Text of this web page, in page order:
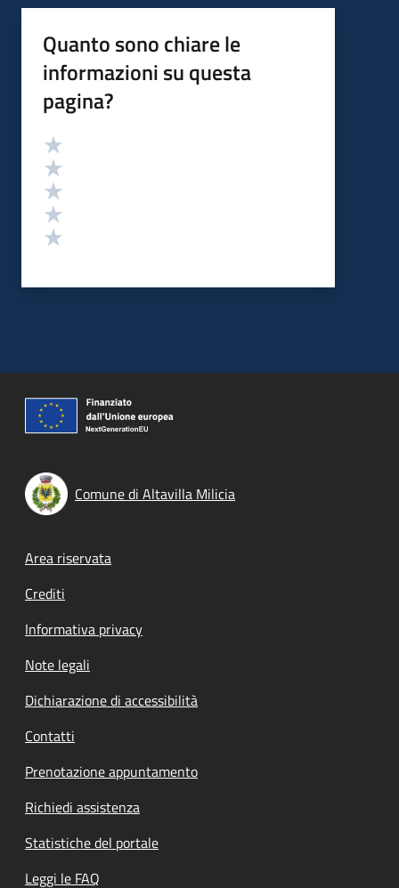
Quanto sono chiare le
informazioni su questa
pagina?
Valutazione
Comune di Altavilla Milicia
Footer menu
Area riservata
Crediti
Informativa privacy
Note legali
Dichiarazione di accessibilità
Contatti
Prenotazione appuntamento
Richiedi assistenza
Statistiche del portale
Leggi le FAQ